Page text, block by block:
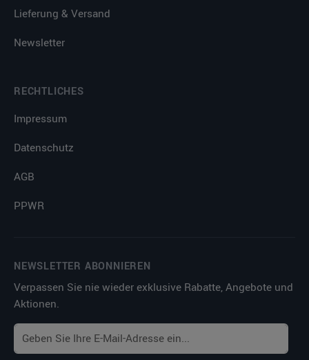
Lieferung & Versand
Newsletter
RECHTLICHES
Impressum
Datenschutz
AGB
PPWR
NEWSLETTER ABONNIEREN
Verpassen Sie nie wieder exklusive Rabatte, Angebote und
Aktionen.